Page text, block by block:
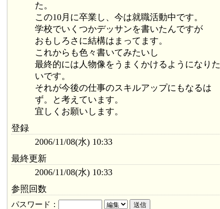
た。
この10月に卒業し、今は就職活動中です。
学校でいくつかデッサンを書いたんですが
おもしろさに結構はまってます。
これからも色々書いてみたいし
最終的には人物像をうまくかけるようになり
いです。
それが今後の仕事のスキルアップにもなるは
ず。と考えています。
宜しくお願いします。
登録
2006/11/08(水) 10:33
最終更新
2006/11/08(水) 10:33
参照回数
パスワード：